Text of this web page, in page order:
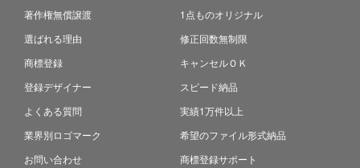
著作権無償譲渡
選ばれる理由
商標登録
登録デザイナー
よくある質問
業界別ロゴマーク
お問い合わせ
1点ものオリジナル
修正回数無制限
キャンセルＯＫ
スピード納品
実績1万件以上
希望のファイル形式納品
商標登録サポート